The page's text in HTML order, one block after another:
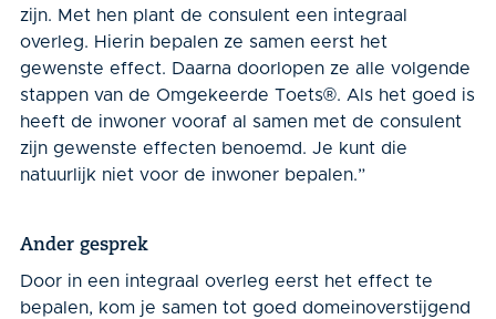
zijn. Met hen plant de consulent een integraal
overleg. Hierin bepalen ze samen eerst het
gewenste effect. Daarna doorlopen ze alle volgende
stappen van de Omgekeerde Toets®. Als het goed is
heeft de inwoner vooraf al samen met de consulent
zijn gewenste effecten benoemd. Je kunt die
natuurlijk niet voor de inwoner bepalen.”
Ander gesprek
Door in een integraal overleg eerst het effect te
bepalen, kom je samen tot goed domeinoverstijgend